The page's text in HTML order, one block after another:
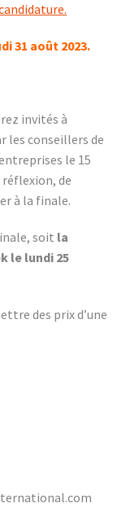
31 août 2023.
invités à
les conseillers de
le 15
de
à la finale.
soit la
le lundi 25
des prix d’une